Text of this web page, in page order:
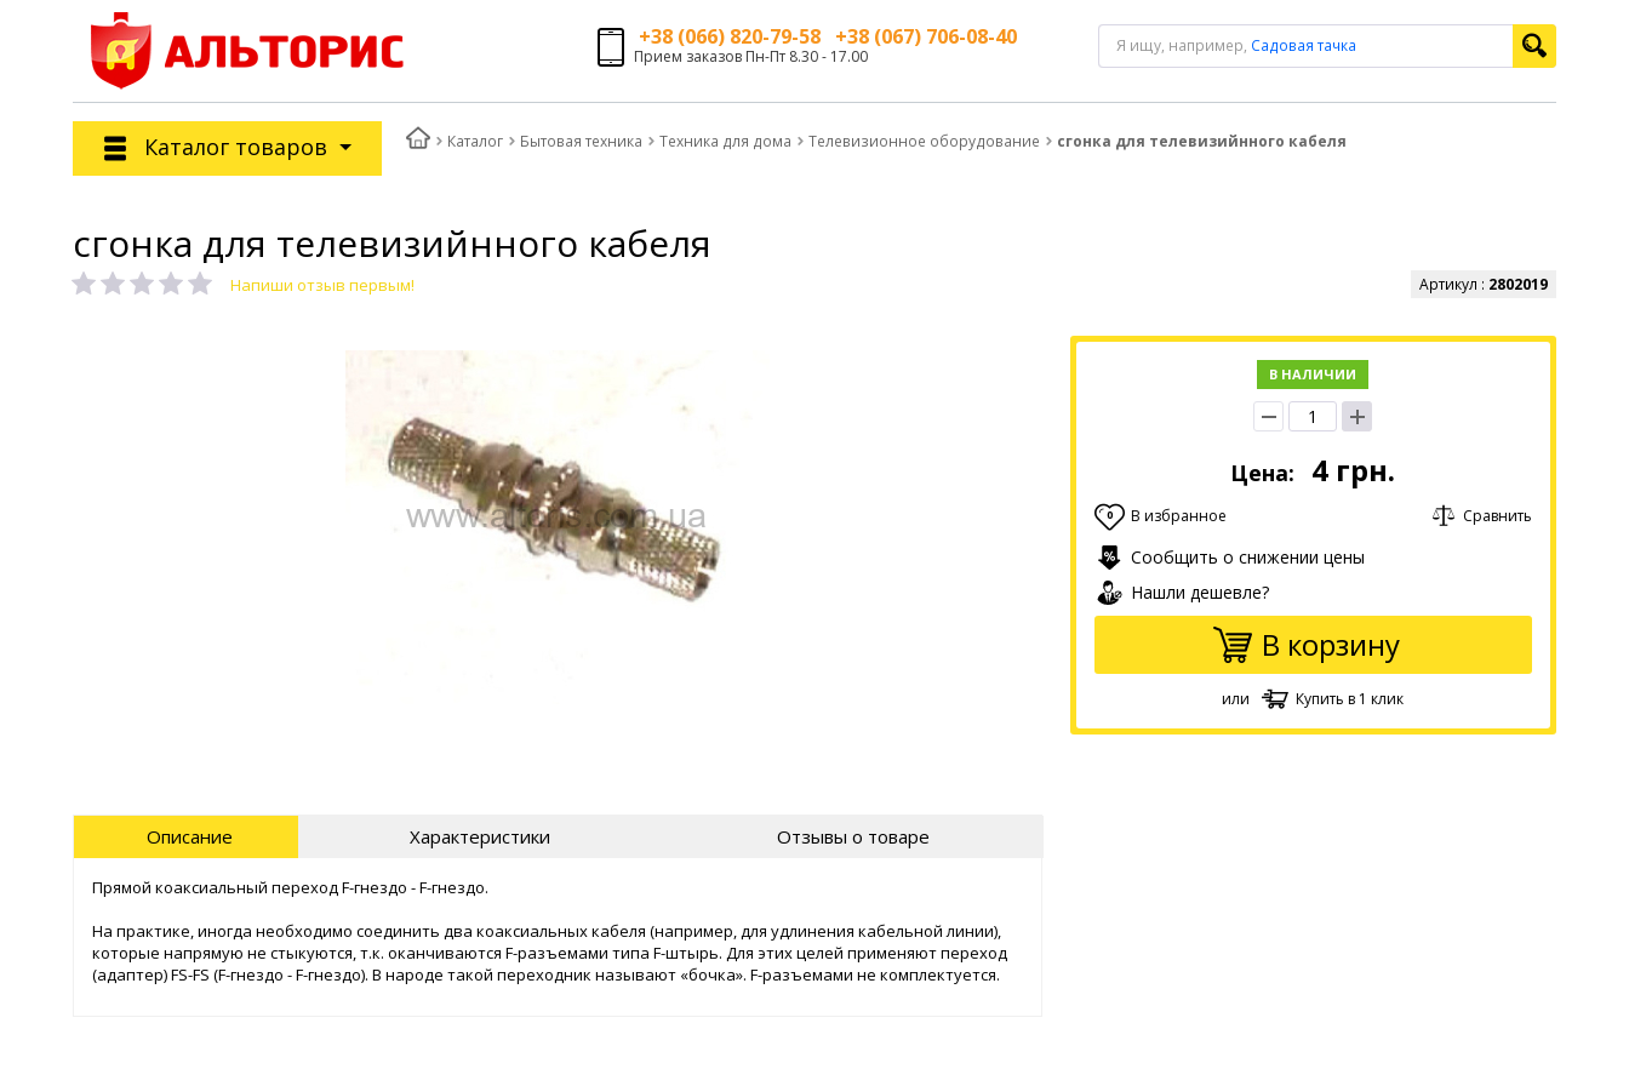
+38 (066) 820-79-58 +38 (067) 706-08-40
Прием заказов Пн-Пт 8.30 - 17.00
Я ищу, например, Садовая тачка
Каталог товаров Каталог Бытовая техника Техника для дома Телевизионное оборудование сгонка для телевизийнного кабеля
сгонка для телевизийнного кабеля
Напиши отзыв первым! Артикул : 2802019
В НАЛИЧИИ
Цена: 4 грн.
0 В избранное Сравнить
Сообщить о снижении цены
Нашли дешевле?
В корзину
или Купить в 1 клик
Описание Характеристики Отзывы о товаре
Прямой коаксиальный переход F-гнездо - F-гнездо.
На практике, иногда необходимо соединить два коаксиальных кабеля (например, для удлинения кабельной линии),
которые напрямую не стыкуются, т.к. оканчиваются F-разъемами типа F-штырь. Для этих целей применяют переход
(адаптер) FS-FS (F-гнездо - F-гнездо). В народе такой переходник называют «бочка». F-разъемами не комплектуется.